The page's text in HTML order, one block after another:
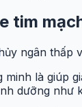
tim
ngân
là giúp
dưỡng như